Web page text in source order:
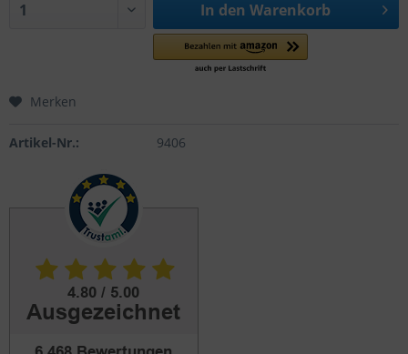
In den Warenkorb
Merken
Artikel-Nr.: 9406